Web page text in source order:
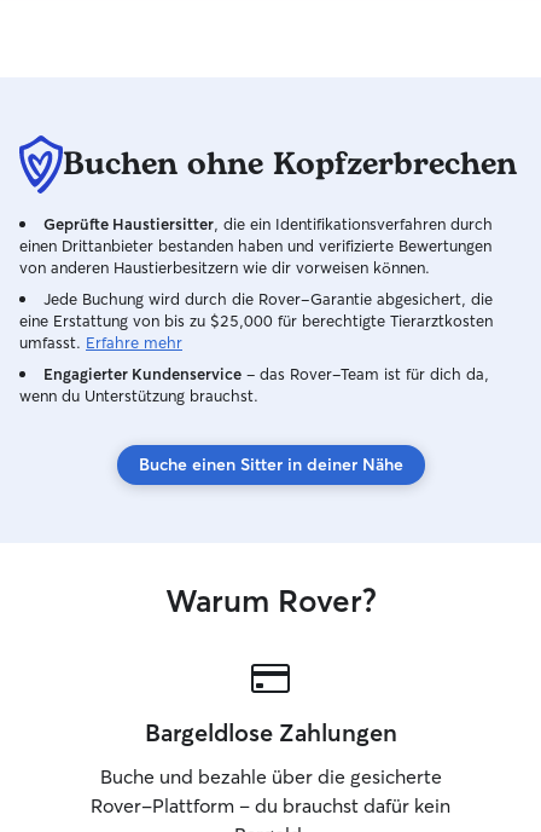
Buchen ohne Kopfzerbrechen
Geprüfte Haustiersitter , die ein Identifikationsverfahren durch
einen Drittanbieter bestanden haben und verifizierte Bewertungen
von anderen Haustierbesitzern wie dir vorweisen können.
Jede Buchung wird durch die Rover-Garantie abgesichert, die
eine Erstattung von bis zu $25,000 für berechtigte Tierarztkosten
umfasst. Erfahre mehr
Engagierter Kundenservice – das Rover-Team ist für dich da,
wenn du Unterstützung brauchst.
Buche einen Sitter in deiner Nähe
Warum Rover?
Bargeldlose Zahlungen
Buche und bezahle über die gesicherte
Rover-Plattform – du brauchst dafür kein